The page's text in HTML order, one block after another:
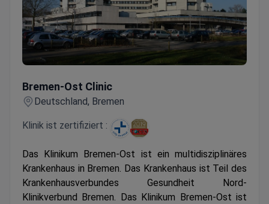
Bremen-Ost Clinic
Deutschland, Bremen
Klinik ist zertifiziert :
Das Klinikum Bremen-Ost ist ein multidisziplinäres
Krankenhaus in Bremen. Das Krankenhaus ist Teil des
Krankenhausverbundes Gesundheit Nord-
Klinikverbund Bremen. Das Klinikum Bremen-Ost ist